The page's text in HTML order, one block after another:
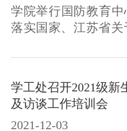
全事故，牢牢守住
据安全文明主题活动
学院举行国防教育
落实国家、江苏省关
爱国主义和革命英雄
第二届学员授“衔”仪
党委副书记、纪委书
学工部部长（学工处
学工处召开2021级新
及访谈工作培训会
2021-12-03